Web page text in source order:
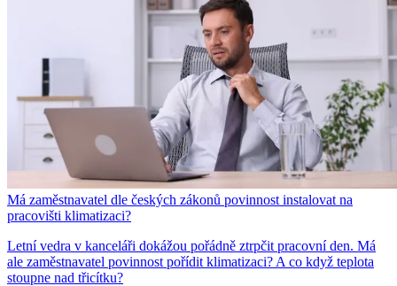
Má zaměstnavatel dle českých zákonů povinnost instalovat na
pracovišti klimatizaci?
Letní vedra v kanceláři dokážou pořádně ztrpčit pracovní den. Má
ale zaměstnavatel povinnost pořídit klimatizaci? A co když teplota
stoupne nad třicítku?